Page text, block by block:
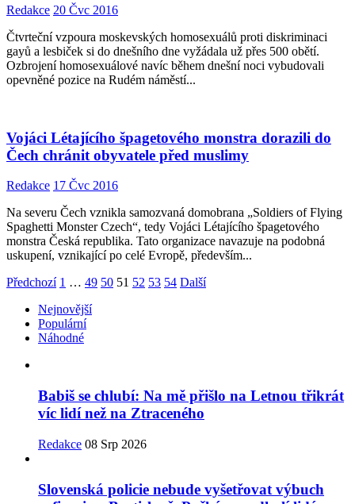
Redakce 20 Čvc 2016
Čtvrteční vzpoura moskevských homosexuálů proti diskriminaci
gayů a lesbiček si do dnešního dne vyžádala už přes 500 obětí.
Ozbrojení homosexuálové navíc během dnešní noci vybudovali
opevněné pozice na Rudém náměstí...
Vojáci Létajícího špagetového monstra dorazili do
Čech chránit obyvatele před muslimy
Redakce 17 Čvc 2016
Na severu Čech vznikla samozvaná domobrana „Soldiers of Flying
Spaghetti Monster Czech“, tedy Vojáci Létajícího špagetového
monstra Česká republika. Tato organizace navazuje na podobná
uskupení, vznikající po celé Evropě, především...
Předchozí 1 … 49 50 51 52 53 54 Další
Nejnovější
Populární
Náhodné
Babiš se chlubí: Na mě přišlo na Letnou třikrát
víc lidí než na Ztraceného
Redakce 08 Srp 2026
Slovenská policie nebude vyšetřovat výbuch